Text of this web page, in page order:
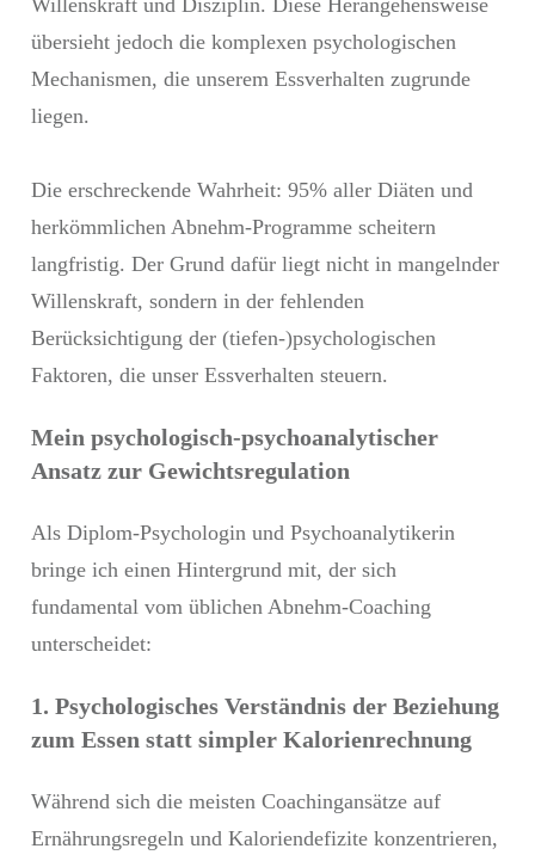
übersieht jedoch die komplexen psychologischen
Mechanismen, die unserem Essverhalten zugrunde
liegen.
Die erschreckende Wahrheit: 95% aller Diäten und
herkömmlichen Abnehm-Programme scheitern
langfristig. Der Grund dafür liegt nicht in mangelnder
Willenskraft, sondern in der fehlenden
Berücksichtigung der (tiefen-)psychologischen
Faktoren, die unser Essverhalten steuern.
Mein psychologisch-psychoanalytischer
Ansatz zur Gewichtsregulation
Als Diplom-Psychologin und Psychoanalytikerin
bringe ich einen Hintergrund mit, der sich
fundamental vom üblichen Abnehm-Coaching
unterscheidet:
1. Psychologisches Verständnis der Beziehung
zum Essen statt simpler Kalorienrechnung
Während sich die meisten Coachingansätze auf
Ernährungsregeln und Kaloriendefizite konzentrieren,